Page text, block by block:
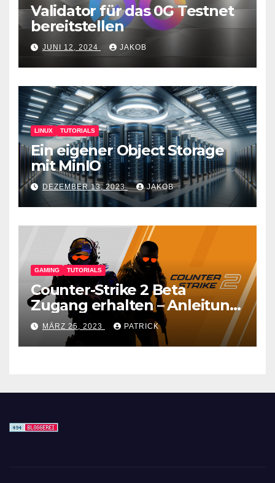
Validator für das 0G Testnet
bereitstellen
JUNI 12, 2024 JAKOB
LINUX TUTORIALS
Ein eigener Object Storage
mit MinIO
DEZEMBER 13, 2023 JAKOB
GAMING TUTORIALS
Counter-Strike 2 Beta
Zugang erhalten – Anleitung
für den CS GO Nachfolger
MÄRZ 25, 2023 PATRICK